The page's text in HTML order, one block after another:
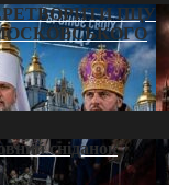
ПЦУ
сніданок